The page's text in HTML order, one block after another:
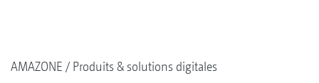
AMAZONE Produits & solutions digitales